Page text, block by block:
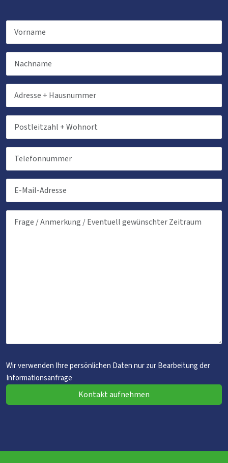
Wir verwenden Ihre persönlichen Daten nur zur Bearbeitung der
Informationsanfrage
Kontakt aufnehmen